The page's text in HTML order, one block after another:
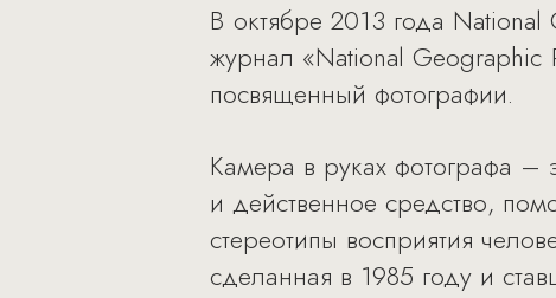
В октябре 2013 года
журнал «National Geographic
посвященный фотографии.
Камера в руках фотографа –
и действенное средство,
стереотипы восприятия
сделанная в 1985 году и